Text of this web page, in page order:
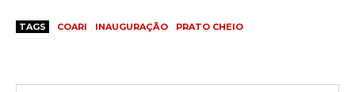
TAGS COARI INAUGURAÇÃO PRATO CHEIO